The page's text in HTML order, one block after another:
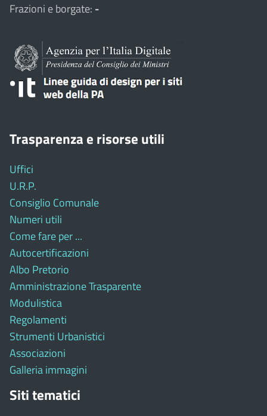
Frazioni e borgate: -
Trasparenza e risorse utili
Uffici
U.R.P.
Consiglio Comunale
Numeri utili
Come fare per ...
Autocertificazioni
Albo Pretorio
Amministrazione Trasparente
Modulistica
Regolamenti
Strumenti Urbanistici
Associazioni
Galleria immagini
Siti tematici